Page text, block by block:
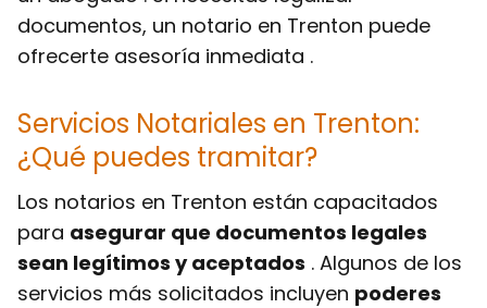
documentos, un notario en Trenton puede
ofrecerte asesoría inmediata .
Servicios Notariales en Trenton:
¿Qué puedes tramitar?
Los notarios en Trenton están capacitados
para asegurar que documentos legales
sean legítimos y aceptados . Algunos de los
servicios más solicitados incluyen poderes